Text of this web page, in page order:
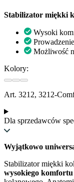
Stabilizator miękki
Wysoki
Możliwość
Kolory:
Art. 3212, 3212-
Dla sprzedawców
Wyjątkowo
Stabilizator miękki
wysokiego komfortu